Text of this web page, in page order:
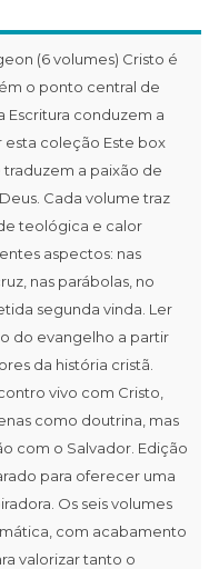
(6 volumes) Cristo é
o ponto central de
Escritura conduzem a
esta coleção Este box
traduzem a paixão de
Cada volume traz
teológica e calor
aspectos: nas
nas parábolas, no
segunda vinda. Ler
do evangelho a partir
da história cristã.
vivo com Cristo,
como doutrina, mas
com o Salvador. Edição
para oferecer uma
Os seis volumes
com acabamento
valorizar tanto o